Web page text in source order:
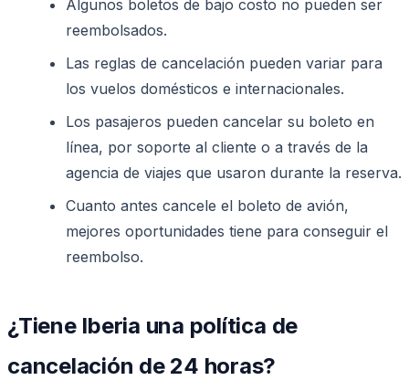
Algunos boletos de bajo costo no pueden ser
reembolsados.
Las reglas de cancelación pueden variar para
los vuelos domésticos e internacionales.
Los pasajeros pueden cancelar su boleto en
línea, por soporte al cliente o a través de la
agencia de viajes que usaron durante la reserva.
Cuanto antes cancele el boleto de avión,
mejores oportunidades tiene para conseguir el
reembolso.
¿Tiene Iberia una política de
cancelación de 24 horas?